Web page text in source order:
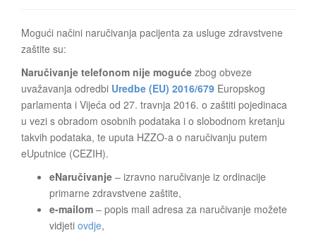
Mogući načini naručivanja pacijenta za usluge zdravstvene
zaštite su:
Naručivanje telefonom nije moguće zbog obveze
uvažavanja odredbi Uredbe (EU) 2016/679 Europskog
parlamenta i Vijeća od 27. travnja 2016. o zaštiti pojedinaca
u vezi s obradom osobnih podataka i o slobodnom kretanju
takvih podataka, te uputa HZZO-a o naručivanju putem
eUputnice (CEZIH).
eNaručivanje – izravno naručivanje iz ordinacije
primarne zdravstvene zaštite,
e-mailom – popis mail adresa za naručivanje možete
vidjeti ovdje,